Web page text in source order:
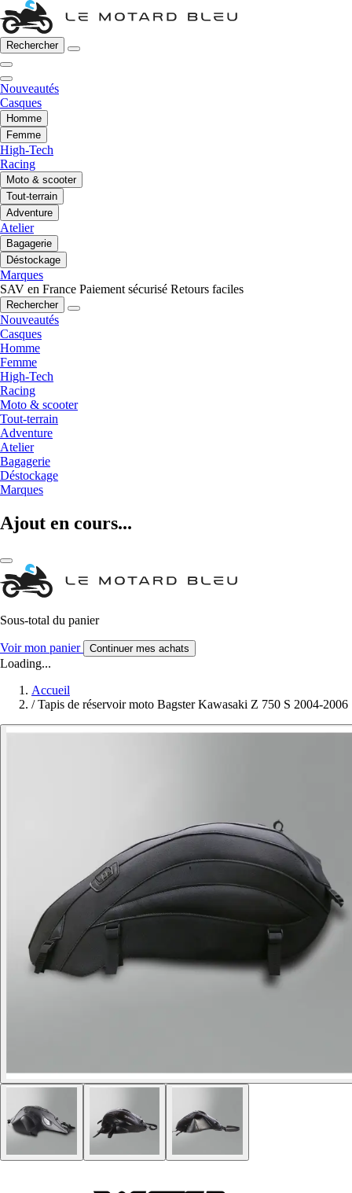
Rechercher
Nouveautés
Casques
Homme
Femme
High-Tech
Racing
Moto & scooter
Tout-terrain
Adventure
Atelier
Bagagerie
Déstockage
Marques
SAV en France Paiement sécurisé Retours faciles
Rechercher
Nouveautés
Casques
Homme
Femme
High-Tech
Racing
Moto & scooter
Tout-terrain
Adventure
Atelier
Bagagerie
Déstockage
Marques
Ajout en cours...
Sous-total du panier
Voir mon panier Continuer mes achats
Loading...
Accueil
/ Tapis de réservoir moto Bagster Kawasaki Z 750 S 2004-2006